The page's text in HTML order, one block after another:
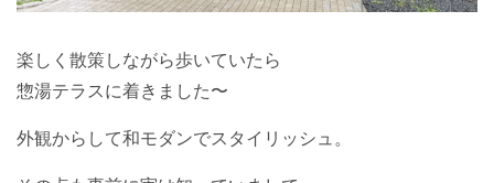
楽しく散策しながら歩いていたら
惣湯テラスに着きました〜
外観からして和モダンでスタイリッシュ。